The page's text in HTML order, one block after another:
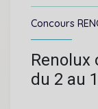
Concours
Renolux
du 2 au